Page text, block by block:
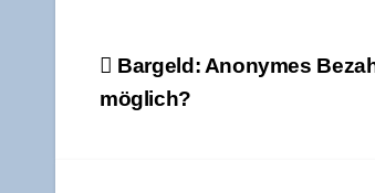
Bar­geld: Anony­mes
möglich?